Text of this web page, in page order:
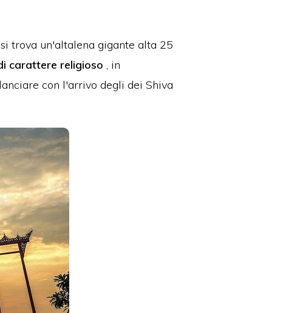
trova un'altalena gigante alta 25
carattere religioso , in
con l'arrivo degli dei Shiva